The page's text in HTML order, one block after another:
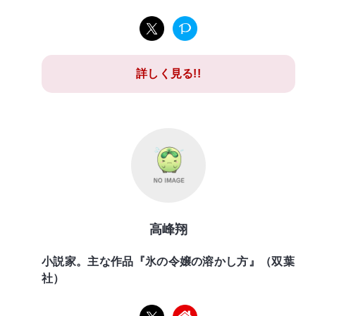
詳しく見る!!
高峰翔
小説家。主な作品『氷の令嬢の溶かし方』（双葉
社）